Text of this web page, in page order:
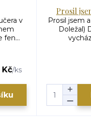
v
fen...
Kč/ks
Prosil
Prosil jsem
Doležal)